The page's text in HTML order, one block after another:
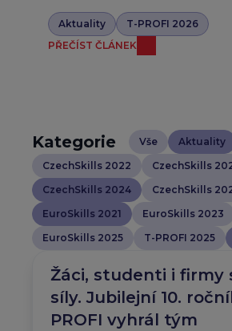
Aktuality
T-PROFI 2026
PŘEČÍST ČLÁNEK
Kategorie Vše
Aktuality
CzechSkills 2022
CzechSkills
CzechSkills 2024
CzechSkills
EuroSkills 2021
EuroSkills 2023
EuroSkills 2025
T-PROFI 2025
Žáci, studenti i firmy
síly. Jubilejní 10.
PROFI vyhrál tým